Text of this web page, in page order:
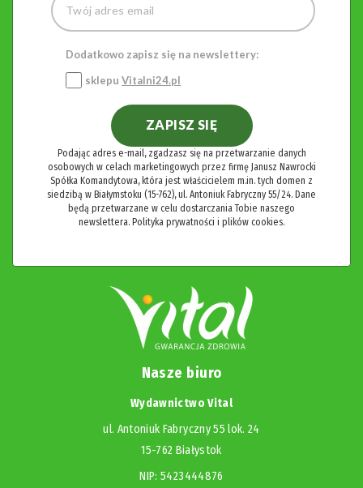
Dodatkowo zapisz się na newslettery:
sklepu Vitalni24.pl
ZAPISZ SIĘ
Podając adres e-mail, zgadzasz się na przetwarzanie danych
osobowych w celach marketingowych przez firmę Janusz Nawrocki
Spółka Komandytowa, która jest właścicielem m.in. tych domen z
siedzibą w Białymstoku (15-762), ul. Antoniuk Fabryczny 55/24. Dane
będą przetwarzane w celu dostarczania Tobie naszego
newslettera. Polityka prywatności i plików cookies.
Nasze biuro
Wydawnictwo Vital
ul. Antoniuk Fabryczny 55 lok. 24
15-762 Białystok
NIP: 5423444876